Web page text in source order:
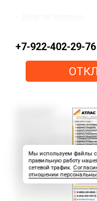
+7-922-402-29-
Мы используем файлы
правильную работу
сетевой трафик.
отношении